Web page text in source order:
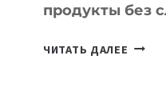
продукты без
ЧИТАТЬ ДАЛЕЕ